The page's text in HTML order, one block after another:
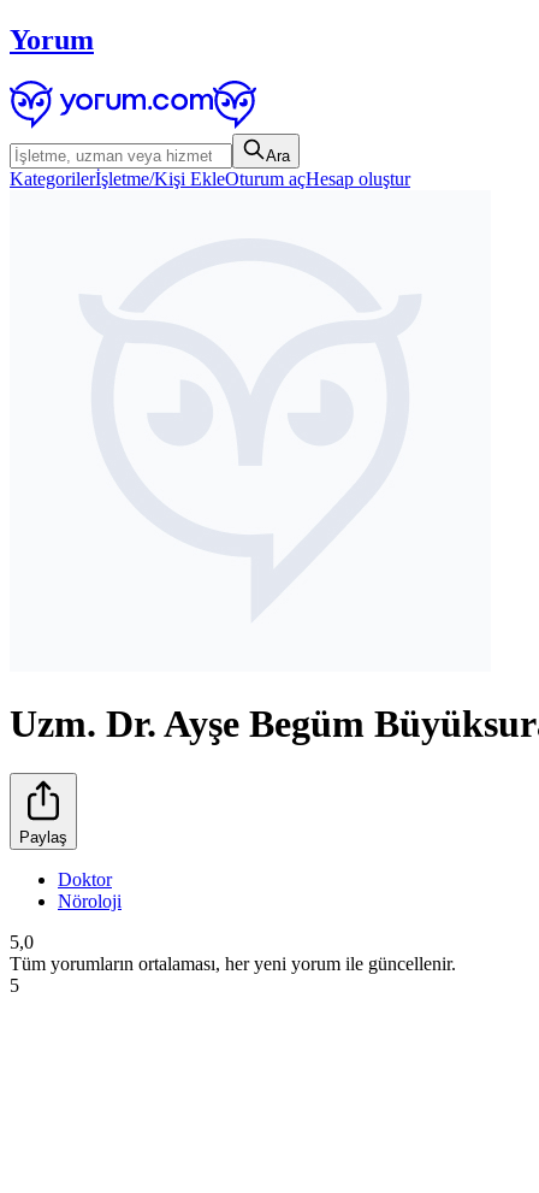
Yorum
Ara
Kategorilerİşletme/Kişi EkleOturum açHesap oluştur
Uzm. Dr. Ayşe Begüm
Paylaş
Doktor
Nöroloji
5,0
Tüm yorumların ortalaması, her yeni yorum ile güncellenir.
5